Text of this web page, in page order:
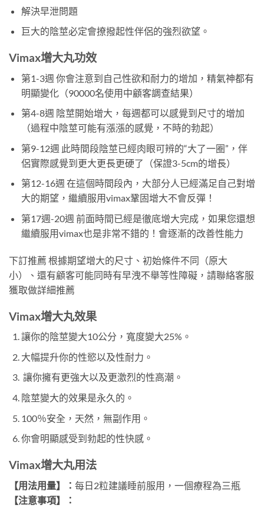
解決早泄問題
巨大的陰莖必定會撩撥起性伴侶的強烈欲望。
Vimax增大丸功效
第1-3週 你會注意到自己性欲和耐力的增加，精氣神都有
明顯變化（90000名使用中顧客調查結果）
第4-8週 陰莖開始增大，每週都可以感覺到尺寸的增加
（過程中陰莖可能有漲漲的感覺，不時的勃起）
第9-12週 此時間段陰莖已經肉眼可辨的“大了一圈”，伴
侶實際感覺到更大更長更硬了（保證3-5cm的增長）
第12-16週 在這個時間段內，大部分人已經滿足自己對增
大的期望，繼續服用vimax鞏固增大不會反彈！
第17週-20週 前面時間已經是徹底增大完成，如果您還想
繼續服用vimax也是非常不錯的！會逐漸的改善性能力
下訂推薦 根據期望增大的尺寸、初始條件不同（原大
小）、還有顧客可能同時有早洩不舉等性障礙，請聯絡客服
獲取做詳細推薦
Vimax增大丸效果
讓你的陰莖變大10公分，寬度變大25%。
大幅提升你的性慾以及性耐力。
讓你擁有更強大以及更激烈的性高潮。
陰莖變大的效果是永久的。
100％安全，天然，無副作用。
你會明顯感受到勃起的性快感。
Vimax增大丸用法
【用法用量】： 每日2粒建議睡前服用，一個療程為三瓶
【注意事項】：